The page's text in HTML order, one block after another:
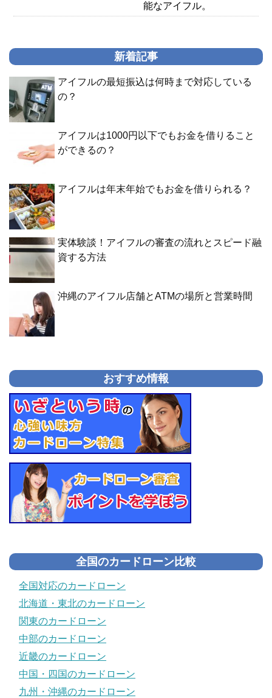
能なアイフル。
新着記事
アイフルの最短振込は何時まで対応している
の？
アイフルは1000円以下でもお金を借りること
ができるの？
アイフルは年末年始でもお金を借りられる？
実体験談！アイフルの審査の流れとスピード融
資する方法
沖縄のアイフル店舗とATMの場所と営業時間
おすすめ情報
全国のカードローン比較
全国対応のカードローン
北海道・東北のカードローン
関東のカードローン
中部のカードローン
近畿のカードローン
中国・四国のカードローン
九州・沖縄のカードローン